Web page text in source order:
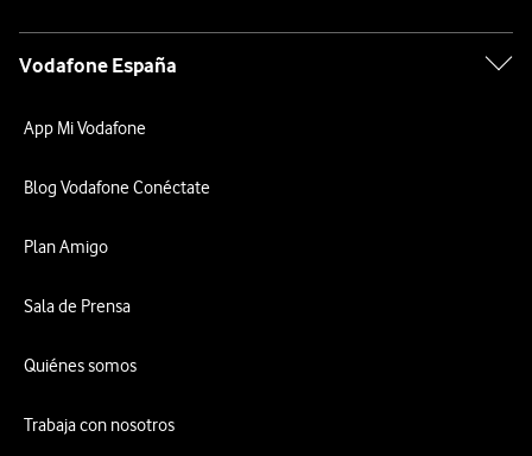
Vodafone España
App Mi Vodafone
Blog Vodafone Conéctate
Plan Amigo
Sala de Prensa
Quiénes somos
Trabaja con nosotros